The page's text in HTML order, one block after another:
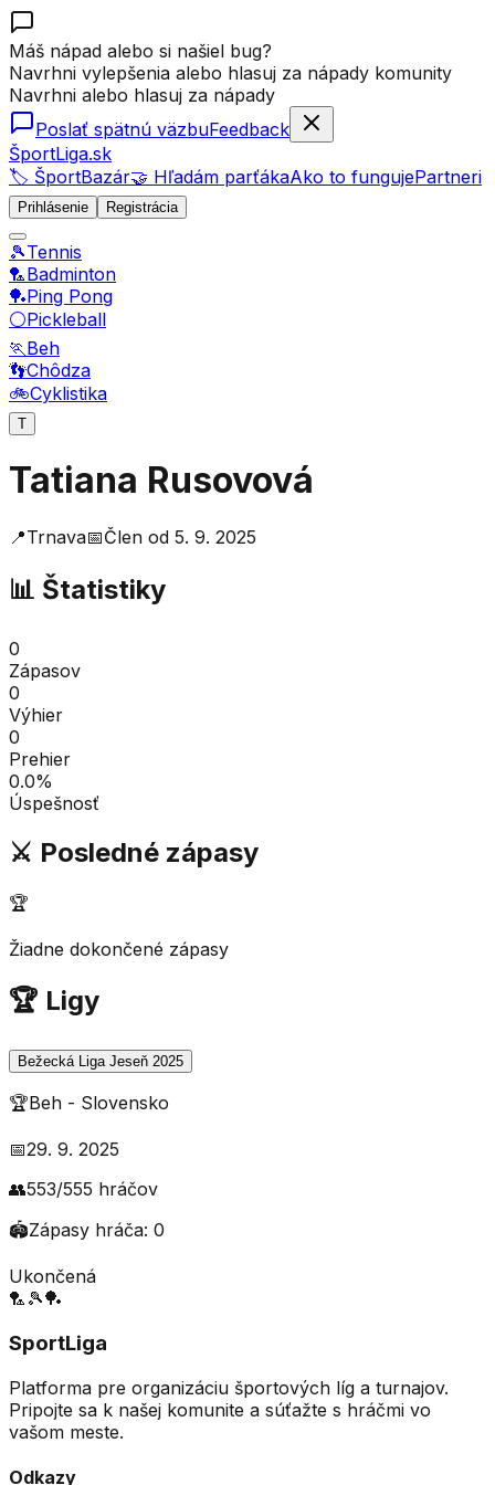
Máš nápad alebo si našiel bug?
Navrhni vylepšenia alebo hlasuj za nápady komunity
Navrhni alebo hlasuj za nápady
Poslať spätnú väzbuFeedback
ŠportLiga.sk
🏷️ ŠportBazár🤝 Hľadám parťákaAko to fungujePartneri
Prihlásenie Registrácia
🎾Tennis
🏸Badminton
🏓Ping Pong
⚪Pickleball
🏃Beh
👣Chôdza
🚲Cyklistika
T
Tatiana Rusovová
📍Trnava📅Člen od 5. 9. 2025
📊 Štatistiky
0
Zápasov
0
Výhier
0
Prehier
0.0%
Úspešnosť
⚔️ Posledné zápasy
🏆
Žiadne dokončené zápasy
🏆 Ligy
Bežecká Liga Jeseň 2025
🏆Beh - Slovensko
📅29. 9. 2025
👥553/555 hráčov
🏟️Zápasy hráča: 0
Ukončená
🏸 🎾🏓
SportLiga
Platforma pre organizáciu športových líg a turnajov.
Pripojte sa k našej komunite a súťažte s hráčmi vo
vašom meste.
Odkazy